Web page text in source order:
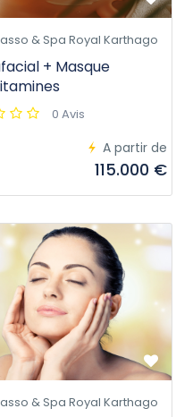
& Spa Royal Karthago
+ Masque
0 Avis
A partir de
115.000 €
& Spa Royal Karthago